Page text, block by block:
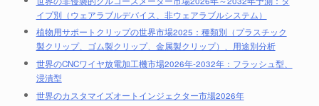
イプ別（ウェアラブルデバイス、非ウェアラブルシステム）
植物用サポートクリップの世界市場2025：種類別（プラスチック
製クリップ、ゴム製クリップ、金属製クリップ）、用途別分析
世界のCNCワイヤ放電加工機市場2026年-2032年：フラッシュ型、
浸漬型
世界のカスタマイズオートインジェクター市場2026年